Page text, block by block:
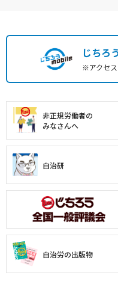
じちろ
※アクセス
非正規労働者の
みなさんへ
自治研
自治労の出版物